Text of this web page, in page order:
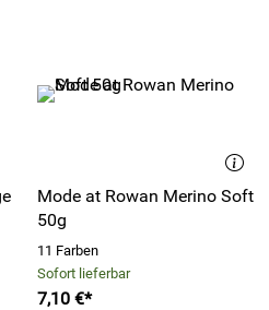
Mode at Rowan Merino Soft
50g
11 Farben
Sofort lieferbar
7,10 €*